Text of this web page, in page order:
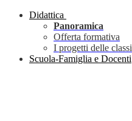
Didattica
Panoramica
Offerta formativa
I progetti delle classi
Scuola-Famiglia e Docenti